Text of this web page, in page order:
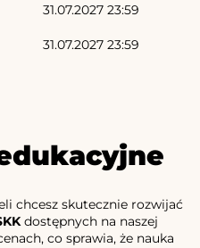
31.07.2027 23:59
31.07.2027 23:59
chcesz skutecznie rozwijać
dostępnych na naszej
co sprawia, że nauka